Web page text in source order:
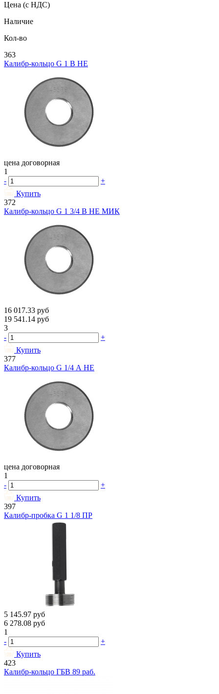
Цена (с НДС)
Наличие
Кол-во
363
Калибр-кольцо G 1 В НЕ
цена договорная
1
-
+
Купить
372
Калибр-кольцо G 1 3/4 В НЕ МИК
16 017.33 руб
19 541.14 руб
3
-
+
Купить
377
Калибр-кольцо G 1/4 А НЕ
цена договорная
1
-
+
Купить
397
Калибр-пробка G 1 1/8 ПР
5 145.97 руб
6 278.08 руб
1
-
+
Купить
423
Калибр-кольцо ГБВ 89 раб.